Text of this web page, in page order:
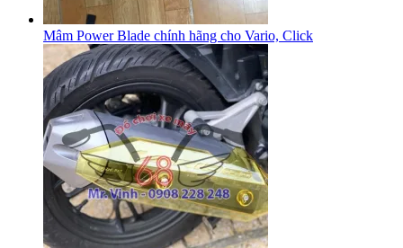
Mâm Power Blade chính hãng cho Vario, Click